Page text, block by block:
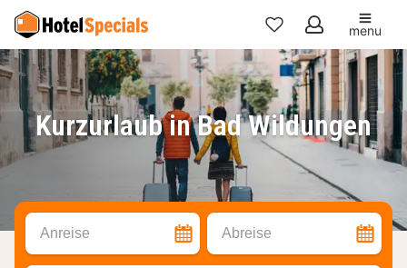
Meine
Favoriten
menu
Kurzurlaub in Bad Wildungen
Anreise Abreise